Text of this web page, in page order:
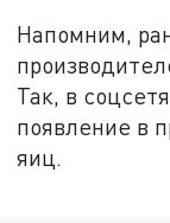
Напомним,
Так, в
появление в
яиц.